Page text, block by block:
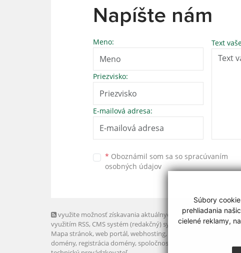
Súbory
prehliadania
cielené reklamy,
Napíšte nám
Meno:
Priezvisko:
E-mailová adresa:
Text
* Oboznámil som sa so spracúvaním
osobných údajov
využite možnosť získavania aktuálnych informácií s
využitím RSS, CMS systém (redakčný) systém ECHELON 2,
Mapa stránok, web portál, webhosting,
domény, registrácia domény, spoločnosť webex.digital, s.r.o.